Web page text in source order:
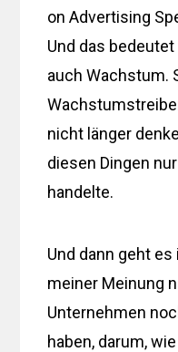
on Advertising
Und das
auch Wachstum.
nicht länger
diesen Dingen
handelte.
Und dann geht
meiner Meinung
Unternehmen
haben, darum,